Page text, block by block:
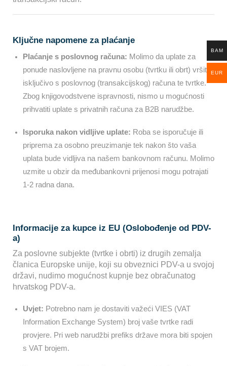
Ključne napomene za plaćanje
Plaćanje s poslovnog računa: Molimo da uplate za
ponude naslovljene na pravnu osobu (tvrtku ili obrt) vršite
isključivo s poslovnog (transakcijskog) računa te tvrtke.
Zbog knjigovodstvene ispravnosti, nismo u mogućnosti
prihvatiti uplate s privatnih računa za B2B narudžbe.
Isporuka nakon vidljive uplate: Roba se isporučuje ili
priprema za osobno preuzimanje tek nakon što vaša
uplata bude vidljiva na našem bankovnom računu. Molimo
uzmite u obzir da međubankovni prijenosi mogu potrajati
1-2 radna dana.
Informacije za kupce iz EU (Oslobođenje od PDV-
a)
Za poslovne subjekte (tvrtke i obrti) iz drugih zemalja
članica Europske unije, koji su obveznici PDV-a u svojoj
državi, nudimo mogućnost kupnje bez obračunatog
hrvatskog PDV-a.
Uvjet: Potrebno nam je dostaviti važeći VIES (VAT
Information Exchange System) broj vaše tvrtke radi
provjere. Pri web narudžbi prefiks države mora biti spojen
s VAT brojem.
BAM
EUR